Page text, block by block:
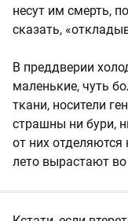
несут им смерть,
сказать,
В преддверии
маленькие, чуть
ткани, носители
страшны ни бури,
от них
лето вырастают